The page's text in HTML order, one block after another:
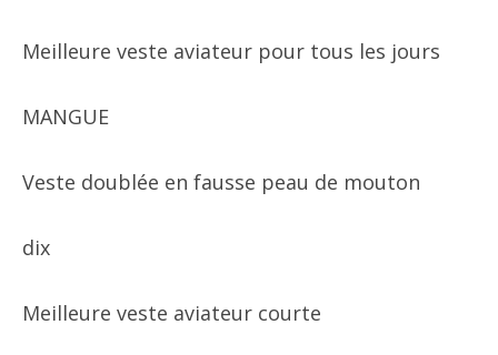
Meilleure veste aviateur pour tous les jours
MANGUE
Veste doublée en fausse peau de mouton
dix
Meilleure veste aviateur courte